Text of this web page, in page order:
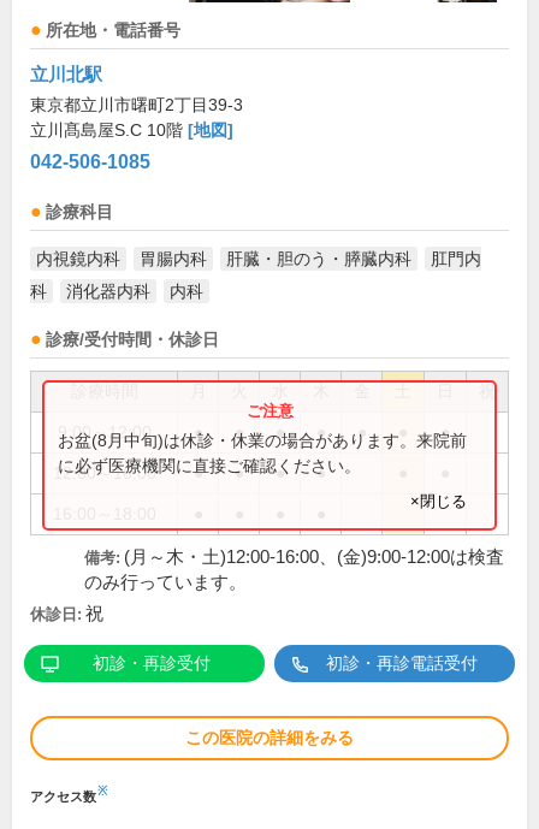
所在地・電話番号
立川北駅
東京都立川市曙町2丁目39-3
立川髙島屋S.C 10階 [地図]
042-506-1085
診療科目
内視鏡内科 胃腸内科 肝臓・胆のう・膵臓内科
肛門内
科
消化器内科 内科
診療/受付時間・休診日
祝
9:00～12:00 ● ● ● ● ● ●
12:00～16:00 ● ● ● ●
お盆(8月中旬)は休診・休業の場合があります。来院前
に必ず医療機関に直接ご確認ください。
×閉じる
備考: (月～木・土)12:00-16:00、(金)9:00-12:00は検査
のみ行っています。
休診日: 祝
初診・再診受付 初診・再診電話受付
この医院の詳細をみる
アクセス数※